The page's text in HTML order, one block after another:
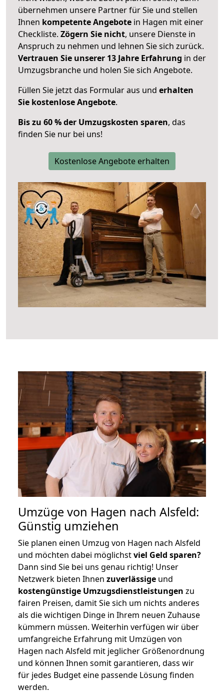
übernehmen unsere Partner für Sie und stellen
Ihnen kompetente Angebote in Hagen mit einer
Checkliste. Zögern Sie nicht, unsere Dienste in
Anspruch zu nehmen und lehnen Sie sich zurück.
Vertrauen Sie unserer 13 Jahre Erfahrung in der
Umzugsbranche und holen Sie sich Angebote.
Füllen Sie jetzt das Formular aus und erhalten
Sie kostenlose Angebote.
Bis zu 60 % der Umzugskosten sparen, das
finden Sie nur bei uns!
Kostenlose Angebote erhalten
Umzüge von Hagen nach Alsfeld:
Günstig umziehen
Sie planen einen Umzug von Hagen nach Alsfeld
und möchten dabei möglichstviel Geld sparen?
Dann sind Sie bei uns genau richtig! Unser
Netzwerk bieten Ihnen zuverlässige und
kostengünstige Umzugsdienstleistungen zu
fairen Preisen, damit Sie sich um nichts anderes
als die wichtigen Dinge in Ihrem neuen Zuhause
kümmern müssen. Weiterhin verfügen wir über
umfangreiche Erfahrung mit Umzügen von
Hagen nach Alsfeld mit jeglicher Größenordnung
und können Ihnen somit garantieren, dass wir
für jedes Budget eine passende Lösung finden
werden.